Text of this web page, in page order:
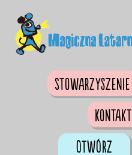
Stowarzyszenie
Kontakt
Otwórz